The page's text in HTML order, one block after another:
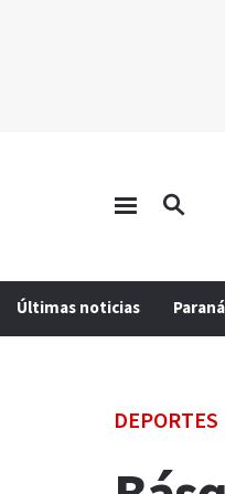
Últimas noticias Paraná
DEPORTES